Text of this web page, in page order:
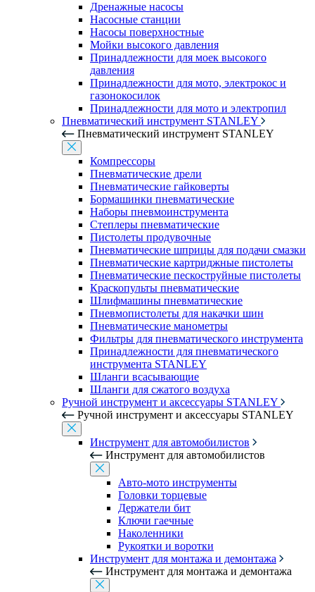
Дренажные насосы
Насосные станции
Насосы поверхностные
Мойки высокого давления
Принадлежности для моек высокого
давления
Принадлежности для мото, электрокос и
газонокосилок
Принадлежности для мото и электропил
Пневматический инструмент STANLEY
Пневматический инструмент STANLEY
Компрессоры
Пневматические дрели
Пневматические гайковерты
Бормашинки пневматические
Наборы пневмоинструмента
Степлеры пневматические
Пистолеты продувочные
Пневматические шприцы для подачи смазки
Пневматические картриджные пистолеты
Пневматические пескоструйные пистолеты
Краскопульты пневматические
Шлифмашины пневматические
Пневмопистолеты для накачки шин
Пневматические манометры
Фильтры для пневматического инструмента
Принадлежности для пневматического
инструмента STANLEY
Шланги всасывающие
Шланги для сжатого воздуха
Ручной инструмент и аксессуары STANLEY
Ручной инструмент и аксессуары STANLEY
Инструмент для автомобилистов
Инструмент для автомобилистов
Авто-мото инструменты
Головки торцевые
Держатели бит
Ключи гаечные
Наколенники
Рукоятки и воротки
Инструмент для монтажа и демонтажа
Инструмент для монтажа и демонтажа